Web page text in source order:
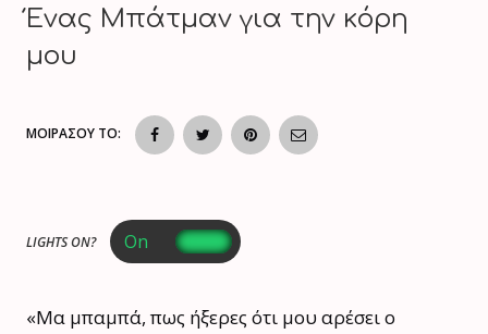
Ένας Μπάτμαν για την κόρη
μου
ΜΟΙΡΑΣΟΥ ΤΟ:
LIGHTS ON?
«Μα μπαμπά, πως ήξερες ότι μου αρέσει ο